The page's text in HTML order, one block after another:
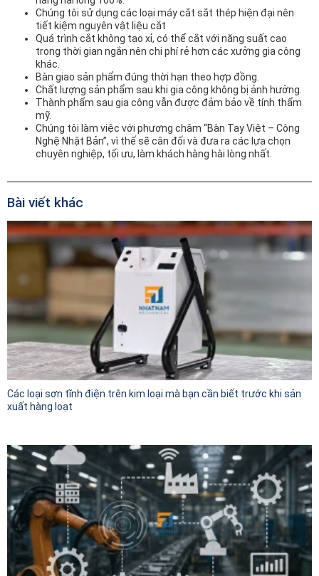
Chúng tôi sử dụng các loại máy cắt sắt thép hiện đại nên
tiết kiệm nguyên vật liệu cắt
Quá trình cắt không tạo xỉ, có thể cắt với năng suất cao
trong thời gian ngắn nên chi phí rẻ hơn các xưởng gia công
khác.
Bàn giao sản phẩm đúng thời hạn theo hợp đồng.
Chất lượng sản phẩm sau khi gia công không bị ảnh hưởng.
Thành phẩm sau gia công vẫn được đảm bảo về tính thẩm
mỹ.
Chúng tôi làm việc với phương châm “Bàn Tay Việt – Công
Nghệ Nhật Bản”, vì thế sẽ cân đối và đưa ra các lựa chọn
chuyên nghiệp, tối ưu, làm khách hàng hài lòng nhất.
Bài viết khác
Các loại sơn tĩnh điện trên kim loại mà bạn cần biết trước khi sản
xuất hàng loạt